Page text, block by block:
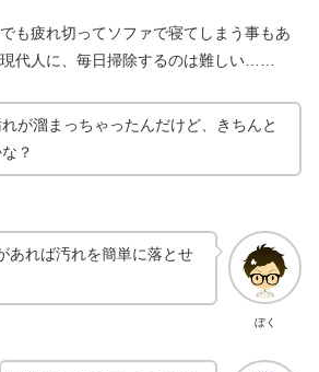
も疲れ切ってソファで寝てしまう事もあ
代人に、毎日掃除するのは難しい……
が溜まっちゃったんだけど、きちんと
？
ぼく
あれば汚れを簡単に落とせ